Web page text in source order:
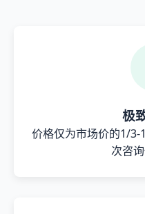
极
价格仅为市场价的1/
次咨